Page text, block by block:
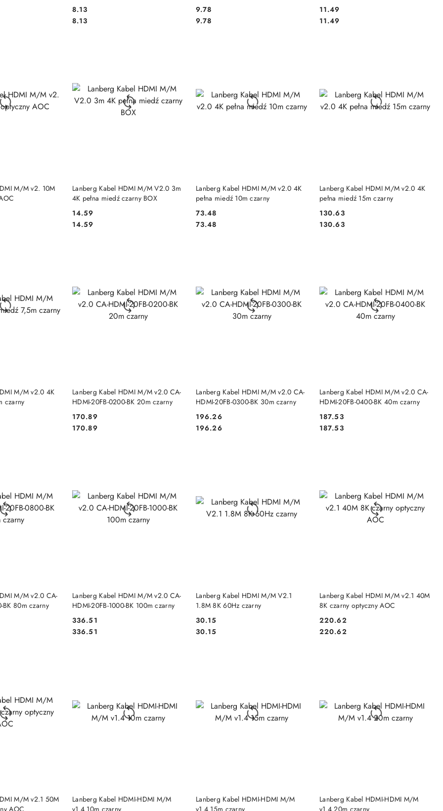
Cena:
8.13
Cena:
8.13 Cena:
9.78
Cena:
9.78 Cena:
11.49
Cena:
11.49
M/M v2. 10M
Lanberg Kabel HDMI M/M V2.0 3m
4K pełna miedź czarny BOX
Cena:
14.59
Cena:
14.59
DO KOSZYKA
Lanberg Kabel HDMI M/M v2.0 4K
pełna miedź 10m czarny
Cena:
73.48
Cena:
73.48
DO KOSZYKA
Lanberg Kabel HDMI M/M v2.0 4K
pełna miedź 15m czarny
Cena:
130.63
Cena:
130.63
DO KOSZYKA
M/M v2.0 4K
czarny
Lanberg Kabel HDMI M/M v2.0 CA-
HDMI-20FB-0200-BK 20m czarny
Cena:
170.89
Cena:
170.89
DO KOSZYKA
Lanberg Kabel HDMI M/M v2.0 CA-
HDMI-20FB-0300-BK 30m czarny
Cena:
196.26
Cena:
196.26
DO KOSZYKA
Lanberg Kabel HDMI M/M v2.0 CA-
HDMI-20FB-0400-BK 40m czarny
Cena:
187.53
Cena:
187.53
DO KOSZYKA
M/M v2.0 CA-
BK 80m czarny
Lanberg Kabel HDMI M/M v2.0 CA-
HDMI-20FB-1000-BK 100m czarny
Cena:
336.51
Cena:
336.51
DO KOSZYKA
Lanberg Kabel HDMI M/M V2.1
1.8M 8K 60Hz czarny
Cena:
30.15
Cena:
30.15
DO KOSZYKA
Lanberg Kabel HDMI M/M v2.1 40M
8K czarny optyczny AOC
Cena:
220.62
Cena:
220.62
DO KOSZYKA
M/M v2.1 50M
AOC
Lanberg Kabel HDMI-HDMI M/M
v1.4 10m czarny
DO KOSZYKA
Lanberg Kabel HDMI-HDMI M/M
v1.4 15m czarny
DO KOSZYKA
Lanberg Kabel HDMI-HDMI M/M
v1.4 20m czarny
DO KOSZYKA